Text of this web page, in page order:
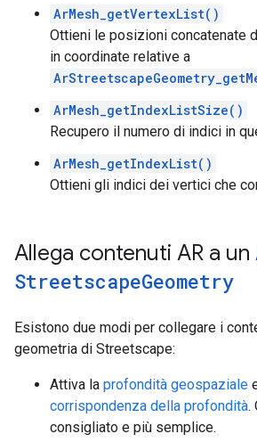
ArMesh_getVertexList()
Ottieni le posizioni concatenate
in coordinate relative a
ArMesh_getIndexListSize()
Recupero il numero di indici in
ArMesh_getIndexList()
Ottieni gli indici dei vertici che
Allega contenuti AR a un
StreetscapeGeometry
Esistono due modi per collegare i
geometria di Streetscape:
Attiva la profondità geospaziale
corrispondenza della profondità.
consigliato e più semplice.